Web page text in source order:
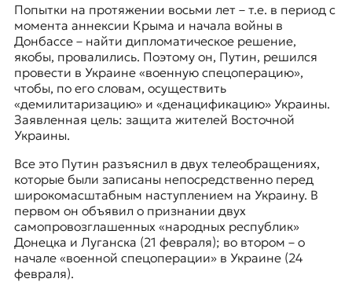
Попытки на протяжении восьми лет – т.е. в период с
момента аннексии Крыма и начала войны в
Донбассе – найти дипломатическое решение,
якобы, провалились. Поэтому он, Путин, решился
провести в Украине «военную спецоперацию»,
чтобы, по его словам, осуществить
«демилитаризацию» и «денацификацию» Украины.
Заявленная цель: защита жителей Восточной
Украины.
Все это Путин разъяснил в двух телеобращениях,
которые были записаны непосредственно перед
широкомасштабным наступлением на Украину. В
первом он объявил о признании двух
самопровозглашенных «народных республик»
Донецка и Луганска (21 февраля); во втором – о
начале «военной спецоперации» в Украине (24
февраля).